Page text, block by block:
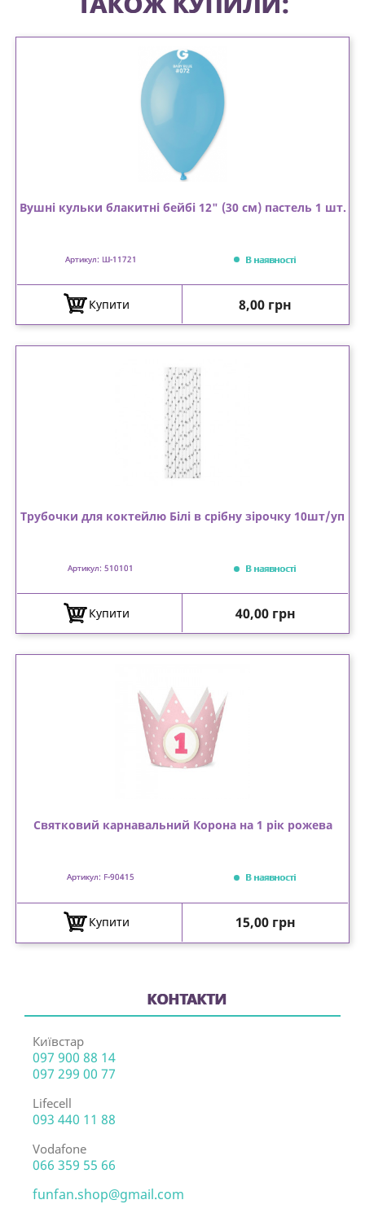
Вушні кульки блакитні бейбі 12" (30 см) пастель 1 шт.
Артикул: Ш-11721 В наявності
Купити Ціна
8,00 грн
Трубочки для коктейлю Білі в срібну зірочку 10шт/уп
Артикул: 510101 В наявності
Купити Ціна
40,00 грн
Святковий карнавальний Корона на 1 рік рожева
Артикул: F-90415 В наявності
Купити Ціна
15,00 грн
КОНТАКТИ
Київстар
097 900 88 14
097 299 00 77
Lifecell
093 440 11 88
Vodafone
066 359 55 66
funfan.shop@gmail.com